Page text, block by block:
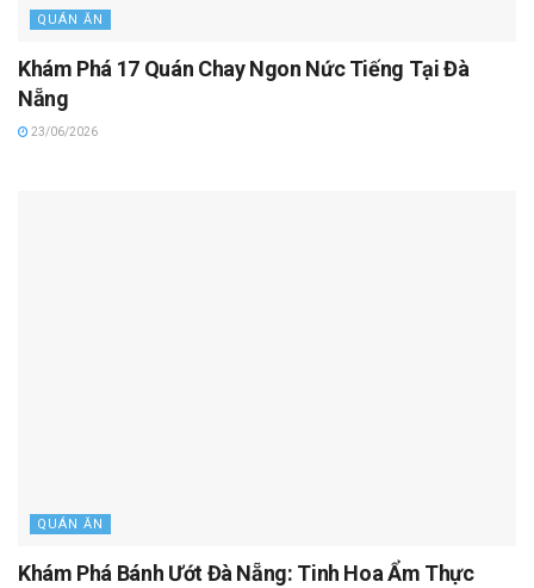
QUÁN ĂN
Khám Phá 17 Quán Chay Ngon Nức Tiếng Tại Đà
Nẵng
23/06/2026
QUÁN ĂN
Khám Phá Bánh Ướt Đà Nẵng: Tinh Hoa Ẩm Thực